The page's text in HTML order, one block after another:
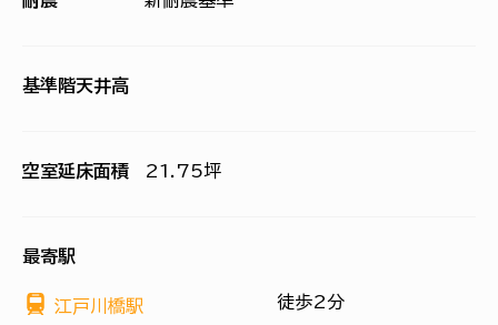
基準階天井高
空室延床面積 21.75坪
最寄駅
江戸川橋駅 徒歩2分